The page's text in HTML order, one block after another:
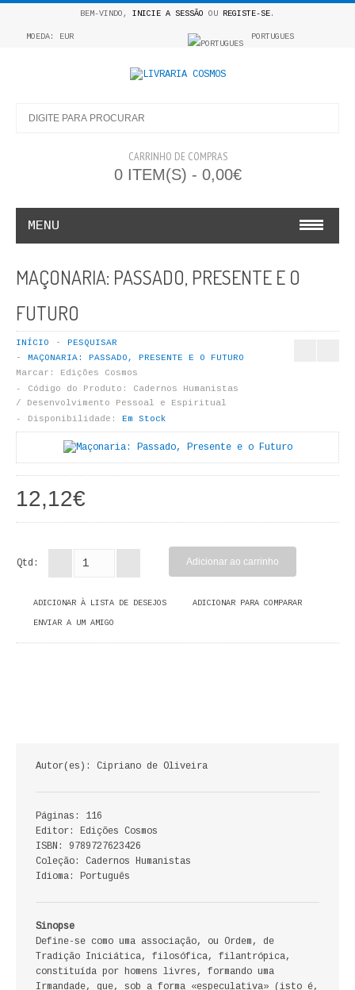
BEM-VINDO, INICIE A SESSÃO OU REGISTE-SE.
MOEDA: EUR PORTUGUES
CARRINHO DE COMPRAS
0 ITEM(S) - 0,00€
MENU
COLEÇÃO APRENDE A COLORIR
LIVROS DE PINTAR
INFANTO - JUVENIL
ANTROPOLOGIA E SOCIOLOGIA
COLEÇÃO RAÍZES
ARQUITECTURA
ARTE
DIREITO
ENSINO
ANÁLISE DA ACÇÃO EDUCATIVA
COLEÇÃO PONTO DE INTERROGAÇÃO
COLEÇÃO PONTO E VÍRGULA
HISTÓRIA
HISTÓRIA DE PORTUGAL
PRÉ-HISTÓRIA
MAÇONARIA: PASSADO, PRESENTE E O
FUTURO
INÍCIO
PESQUISAR
MAÇONARIA: PASSADO, PRESENTE E O FUTURO
Marcar:
Edições Cosmos
Código do Produto:
Cadernos Humanistas
/ Desenvolvimento Pessoal e Espiritual
Disponibilidade:
Em Stock
12,12€
Qtd:
ADICIONAR À LISTA DE DESEJOS ADICIONAR PARA COMPARAR
ENVIAR A UM AMIGO
Autor(es): Cipriano de Oliveira
Páginas: 116
Editor: Edições Cosmos
ISBN: 9789727623426
Coleção: Cadernos Humanistas
Idioma: Português
Sinopse
Define-se como uma associação, ou Ordem, de
Tradição Iniciática, filosófica, filantrópica,
constituída por homens livres, formando uma
Irmandade, que, sob a forma «especulativa» (isto é,